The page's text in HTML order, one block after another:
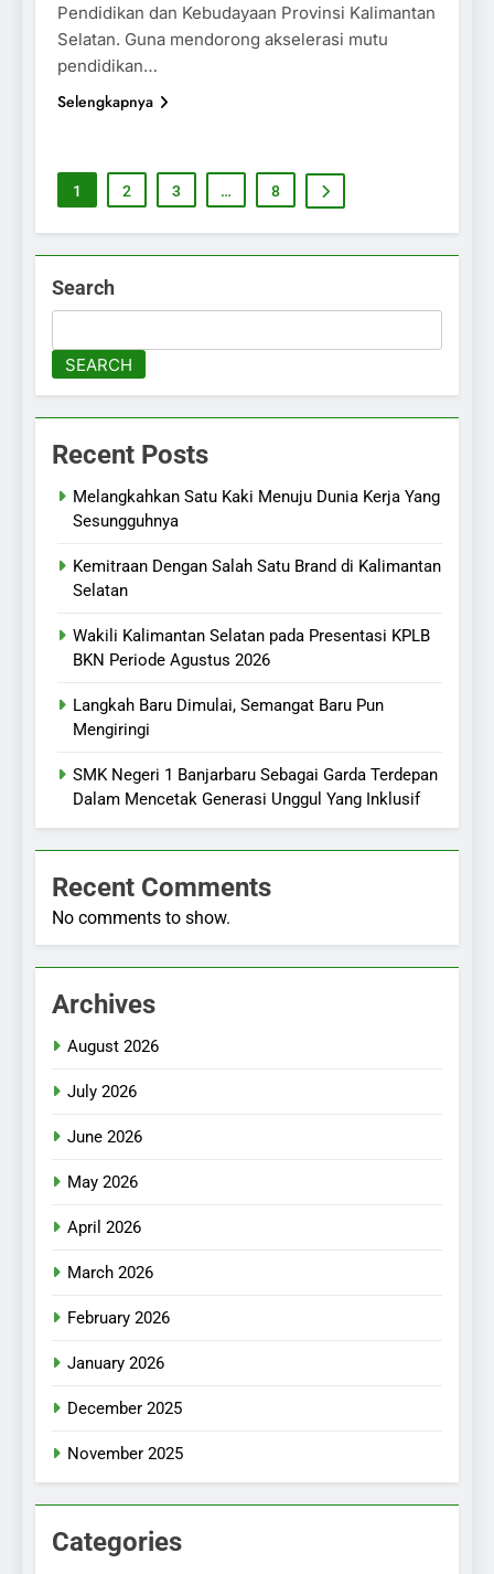
Pendidikan dan Kebudayaan Provinsi Kalimantan
Selatan. Guna mendorong akselerasi mutu
pendidikan…
Selengkapnya
1 2 3 … 8
Search
SEARCH
Recent Posts
Melangkahkan Satu Kaki Menuju Dunia Kerja Yang
Sesungguhnya
Kemitraan Dengan Salah Satu Brand di Kalimantan
Selatan
Wakili Kalimantan Selatan pada Presentasi KPLB
BKN Periode Agustus 2026
Langkah Baru Dimulai, Semangat Baru Pun
Mengiringi
SMK Negeri 1 Banjarbaru Sebagai Garda Terdepan
Dalam Mencetak Generasi Unggul Yang Inklusif
Recent Comments
No comments to show.
Archives
August 2026
July 2026
June 2026
May 2026
April 2026
March 2026
February 2026
January 2026
December 2025
November 2025
Categories